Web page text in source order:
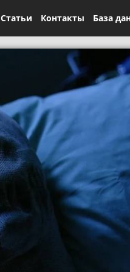
Статьи Контакты База